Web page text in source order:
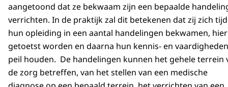
aangetoond dat ze bekwaam zijn een bepaalde
verrichten. In de praktijk zal dit betekenen dat zij zich
hun opleiding in een aantal handelingen bekwamen,
getoetst worden en daarna hun kennis- en
peil houden. De handelingen kunnen het gehele terrein
de zorg betreffen, van het stellen van een medische